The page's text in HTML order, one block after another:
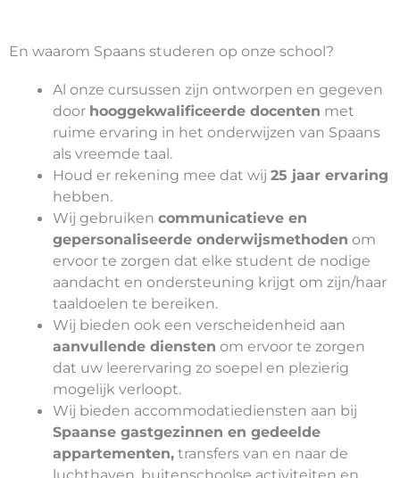
En waarom Spaans studeren op onze school?
Al onze cursussen zijn ontworpen en gegeven
door hooggekwalificeerde docenten met
ruime ervaring in het onderwijzen van Spaans
als vreemde taal.
Houd er rekening mee dat wij25 jaar ervaring
hebben.
Wij gebruikencommunicatieve en
gepersonaliseerde onderwijsmethoden om
ervoor te zorgen dat elke student de nodige
aandacht en ondersteuning krijgt om zijn/haar
taaldoelen te bereiken.
Wij bieden ook een verscheidenheid aan
aanvullende diensten om ervoor te zorgen
dat uw leerervaring zo soepel en plezierig
mogelijk verloopt.
Wij bieden accommodatiediensten aan bij
Spaanse gastgezinnen en gedeelde
appartementen, transfers van en naar de
luchthaven, buitenschoolse activiteiten en